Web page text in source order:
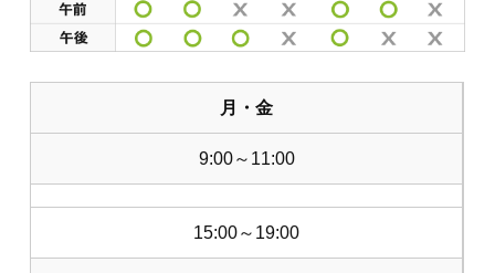
月・金
9:00～11:00
15:00～19:00